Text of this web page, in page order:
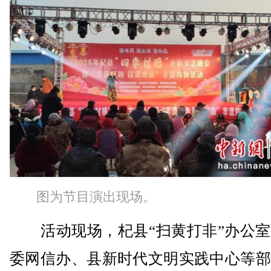
图为节目演出现场。
活动现场，杞县“扫黄打非”办公
委网信办、县新时代文明实践中心等